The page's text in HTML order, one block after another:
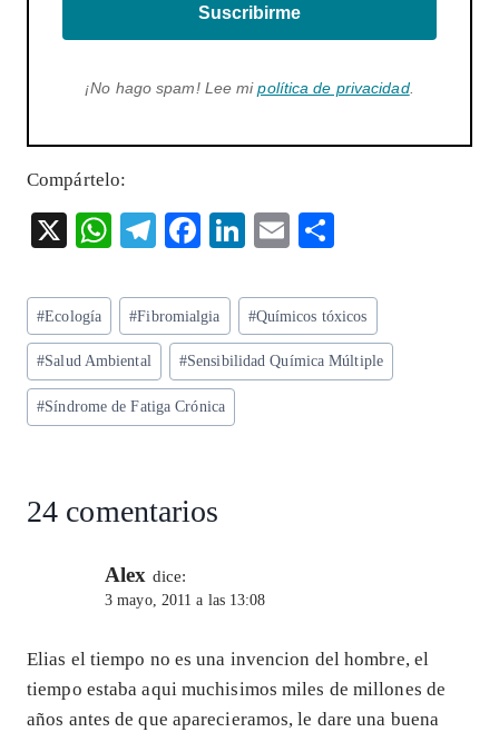
Suscribirme
¡No hago spam! Lee mipolítica de privacidad.
Compártelo:
X
W
ts
A
p
p
T
eg
ra
m
F
eb
o
o
k
Li
ke
dI
n
E
ai
l
re
Etiquetas
de
la
entrada:
#Ecología #Fibromialgia #Químicos tóxicos
#Salud Ambiental #Sensibilidad Química Múltiple
#Síndrome de Fatiga Crónica
24 comentarios
Alex dice:
3 mayo, 2011 a las 13:08
Elias el tiempo no es una invencion del hombre, el
tiempo estaba aqui muchisimos miles de millones de
años antes de que aparecieramos, le dare una buena